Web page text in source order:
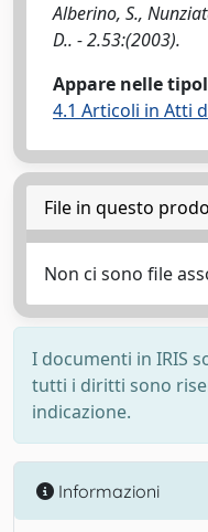
Alberino, S.,
D.. - 2.53:(2003).
Appare nelle
4.1 Articoli in Atti
File in questo
Non ci sono file
I documenti in IRIS
tutti i diritti sono
indicazione.
Informazioni